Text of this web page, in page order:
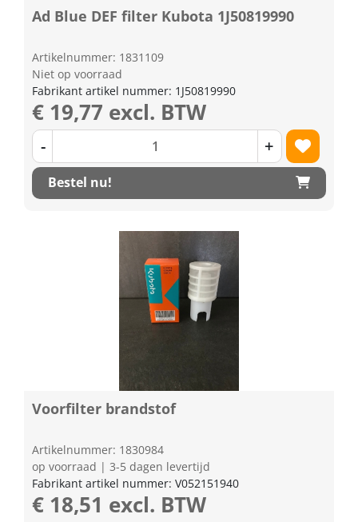
Ad Blue DEF filter Kubota 1J50819990
Artikelnummer: 1831109
Niet op voorraad
Fabrikant artikel nummer: 1J50819990
€ 19,77 excl. BTW
- +
Bestel nu!
Voorfilter brandstof
Artikelnummer: 1830984
op voorraad | 3-5 dagen levertijd
Fabrikant artikel nummer: V052151940
€ 18,51 excl. BTW